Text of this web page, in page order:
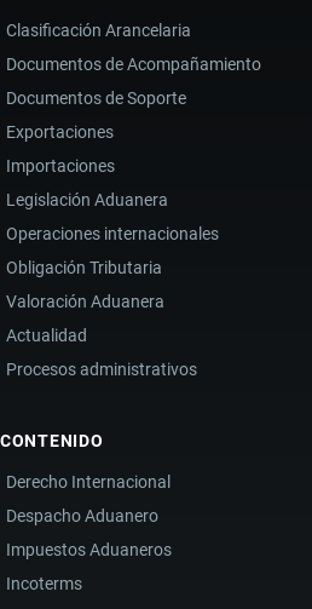
Clasificación Arancelaria
Documentos de Acompañamiento
Documentos de Soporte
Exportaciones
Importaciones
Legislación Aduanera
Operaciones internacionales
Obligación Tributaria
Valoración Aduanera
Actualidad
Procesos administrativos
CONTENIDO
Derecho Internacional
Despacho Aduanero
Impuestos Aduaneros
Incoterms